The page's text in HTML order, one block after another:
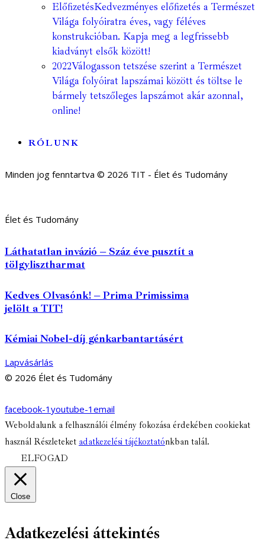
ElőfizetésKedvezményes előfizetés a Természet
Világa folyóiratra éves, vagy féléves
konstrukcióban. Kapja meg a legfrissebb
kiadványt elsők között!
2022Válogasson tetszése szerint a Természet
Világa folyóirat lapszámai között és töltse le
bármely tetszőleges lapszámot akár azonnal,
online!
RÓLUNK
Minden jog fenntartva © 2026 TIT - Élet és Tudomány
Élet és Tudomány
Láthatatlan invázió – Száz éve pusztít a
tölgylisztharmat
Kedves Olvasónk! – Prima Primissima
jelölt a TIT!
Kémiai Nobel-díj génkarbantartásért
Lapvásárlás
© 2026 Élet és Tudomány
facebook-1 youtube-1 email
Weboldalunk a felhasználói élmény fokozása érdekében cookiekat
használ Részleteket adatkezelési tájékoztatónkban talál.
ELFOGAD
Close
Adatkezelési áttekintés